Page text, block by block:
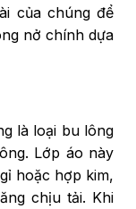
của chúng để
nở chính dựa
là loại bu lông
Lớp áo này
hoặc hợp kim,
chịu tải. Khi